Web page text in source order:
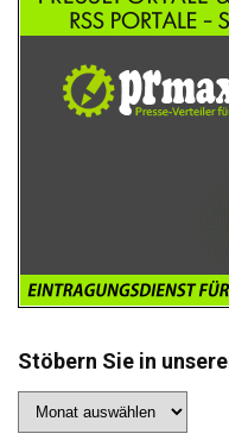
Stöbern Sie in
Sie